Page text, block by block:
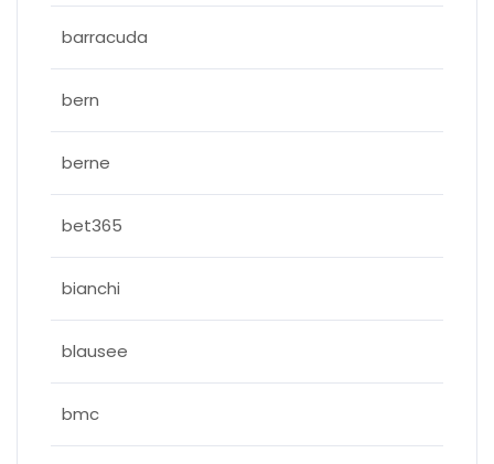
barracuda
bern
berne
bet365
bianchi
blausee
bmc